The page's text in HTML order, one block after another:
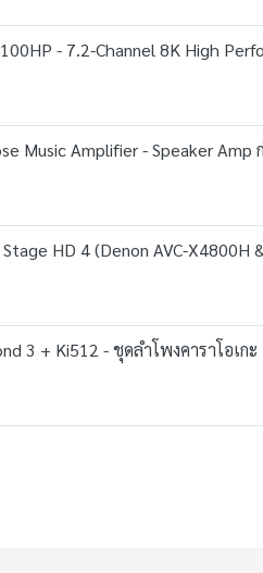
- 7.2-Channel 8K High
Music Amplifier - Speaker
HD 4 (Denon AVC-
3 + Ki512 - ชุดลำโพงคาราโอเกะ